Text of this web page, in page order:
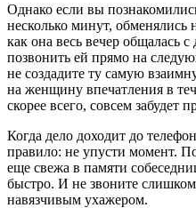
Однако если вы
несколько минут, обменялись
как она весь вечер общалась
позвонить ей прямо на
не создадите ту самую
на женщину впечатления в
скорее всего, совсем забудет
Когда дело доходит до
правило: не упусти момент.
еще свежа в памяти
быстро. И не звоните
навязчивым ухажером.